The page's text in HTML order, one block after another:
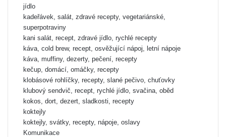
jídlo
kadeřávek, salát, zdravé recepty, vegetariánské,
superpotraviny
kani salát, recept, zdravé jídlo, rychlé recepty
káva, cold brew, recept, osvěžující nápoj, letní nápoje
káva, muffiny, dezerty, pečení, recepty
kečup, domácí, omáčky, recepty
klobásové rohlíčky, recepty, slané pečivo, chuťovky
klubový sendvič, recept, rychlé jídlo, svačina, oběd
kokos, dort, dezert, sladkosti, recepty
koktejly
koktejly, svátky, recepty, nápoje, oslavy
Komunikace